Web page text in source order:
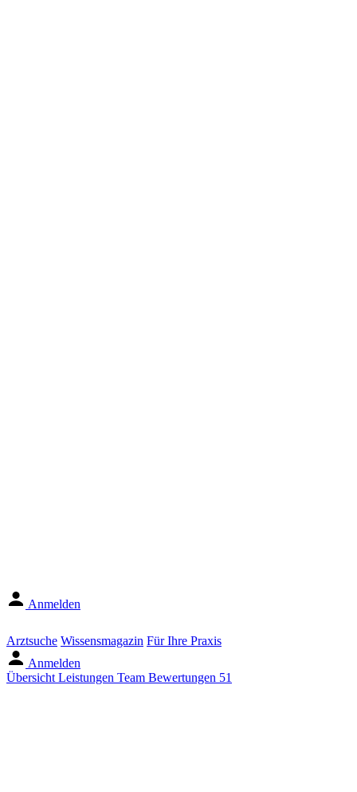
Anmelden
Arztsuche Wissensmagazin Für Ihre Praxis
Anmelden
Übersicht Leistungen Team Bewertungen 51